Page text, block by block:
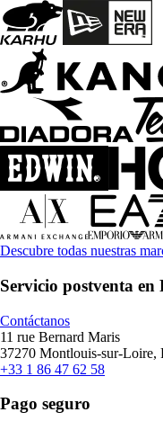
Descubre todas nuestras
Servicio postventa en
Contáctanos
11 rue Bernard Maris
37270 Montlouis-sur-Loire,
+33 1 86 47 62 58
Pago seguro